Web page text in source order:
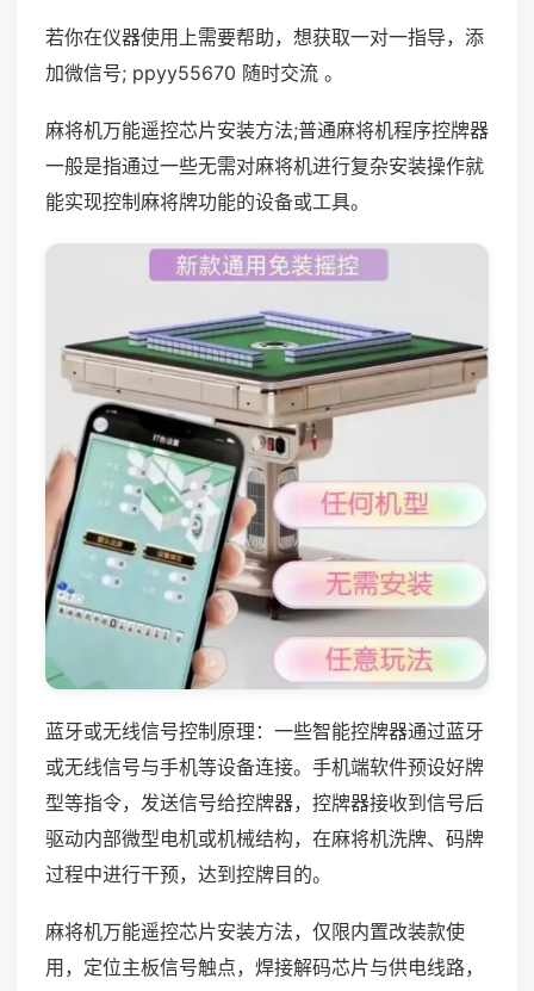
若你在仪器使用上需要帮助，想获取一对一指导，添
加微信号; ppyy55670 随时交流 。
麻将机万能遥控芯片安装方法;普通麻将机程序控牌器
一般是指通过一些无需对麻将机进行复杂安装操作就
能实现控制麻将牌功能的设备或工具。
蓝牙或无线信号控制原理：一些智能控牌器通过蓝牙
或无线信号与手机等设备连接。手机端软件预设好牌
型等指令，发送信号给控牌器，控牌器接收到信号后
驱动内部微型电机或机械结构，在麻将机洗牌、码牌
过程中进行干预，达到控牌目的。
麻将机万能遥控芯片安装方法，仅限内置改装款使
用，定位主板信号触点，焊接解码芯片与供电线路，